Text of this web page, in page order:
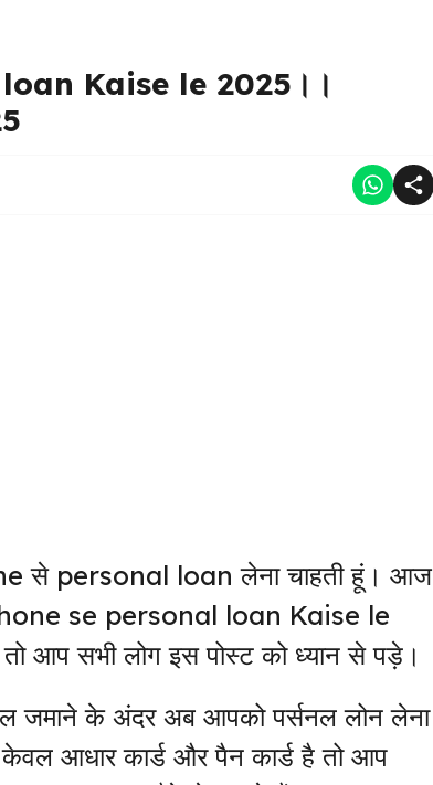
Kaise le 2025।।
से personal loan लेना चाहती हूं। आज
se personal loan Kaise le
आप सभी लोग इस पोस्ट को ध्यान से पड़े।
जमाने के अंदर अब आपको पर्सनल लोन लेना
आधार कार्ड और पैन कार्ड है तो आप